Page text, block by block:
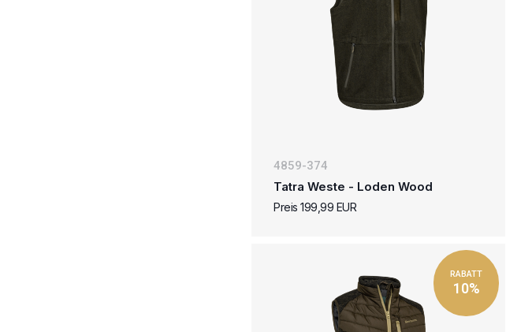
4859-374
Tatra Weste - Loden Wood
Preis 199,99 EUR
RABATT
10%